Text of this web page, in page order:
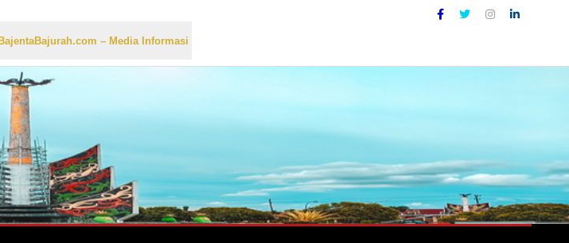
– Media Informasi Lokal yang Akurat, Cepat, dan Terpercaya